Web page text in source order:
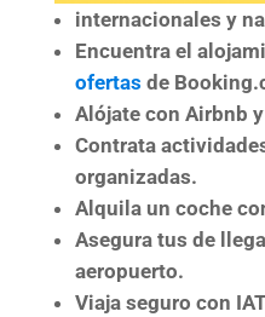
internacionales y
Encuentra el
ofertas de
Alójate con Airbnb
Contrata
organizadas.
Alquila un coche
Asegura tus de
aeropuerto.
Viaja seguro con